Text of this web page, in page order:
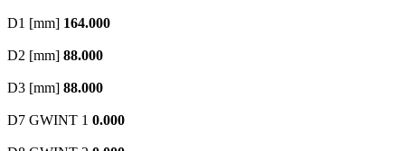
D1 [mm] 164.000
D2 [mm] 88.000
D3 [mm] 88.000
D7 GWINT 1 0.000